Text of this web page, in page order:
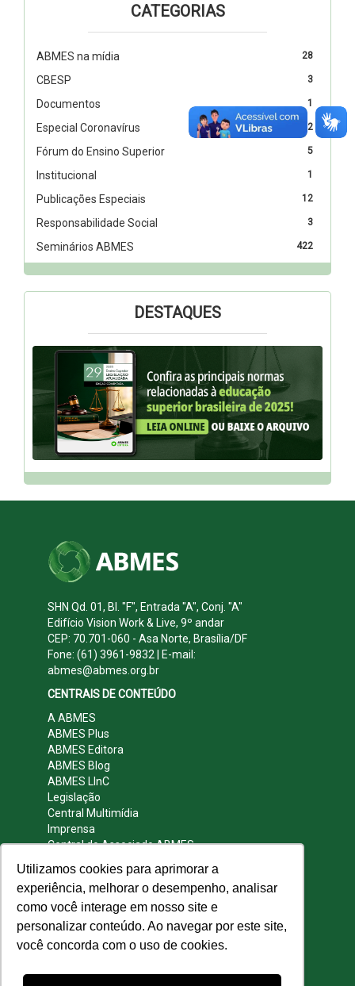
Utilizamos cookies para aprimorar a
experiência, melhorar o desempenho, analisar
como você interage em nosso site e
personalizar conteúdo. Ao navegar por este site,
você concorda com o uso de cookies.
CATEGORIAS
28
ABMES na mídia
3
CBESP
1
Documentos
2
Especial Coronavírus
5
Fórum do Ensino Superior
1
Institucional
12
Publicações Especiais
3
Responsabilidade Social
422
Seminários ABMES
DESTAQUES
SHN Qd. 01, Bl. "F", Entrada "A", Conj. "A"
Edifício Vision Work & Live, 9º andar
CEP: 70.701-060 - Asa Norte, Brasília/DF
Fone: (61) 3961-9832 | E-mail:
abmes@abmes.org.br
CENTRAIS DE CONTEÚDO
A ABMES
ABMES Plus
ABMES Editora
ABMES Blog
ABMES LInC
Legislação
Central Multimídia
Imprensa
Central do Associado ABMES
REDES SOCIAIS